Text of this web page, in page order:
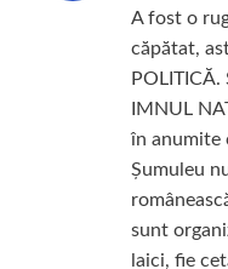
A fost o
căpătat,
IMNUL
în anumite
Șumuleu
sunt
laici, fie